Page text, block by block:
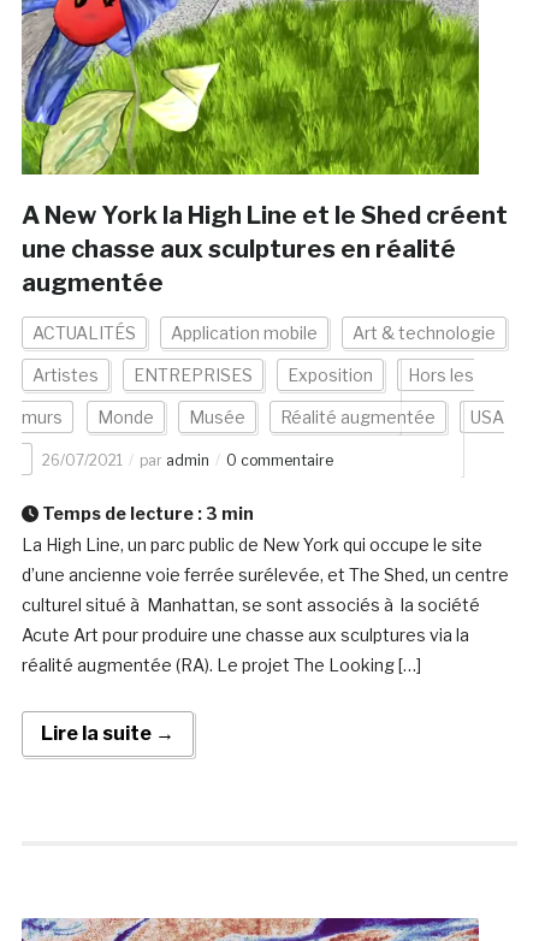
A New York la High Line et le Shed créent
une chasse aux sculptures en réalité
augmentée
ACTUALITÉS Application mobile Art & technologie
Artistes ENTREPRISES Exposition Hors les
murs Monde Musée Réalité augmentée USA
26/07/2021 par admin 0 commentaire
Temps de lecture : 3 min
La High Line, un parc public de New York qui occupe le site
d’une ancienne voie ferrée surélevée, et The Shed, un centre
culturel situé à Manhattan, se sont associés à la société
Acute Art pour produire une chasse aux sculptures via la
réalité augmentée (RA). Le projet The Looking […]
Lire la suite →